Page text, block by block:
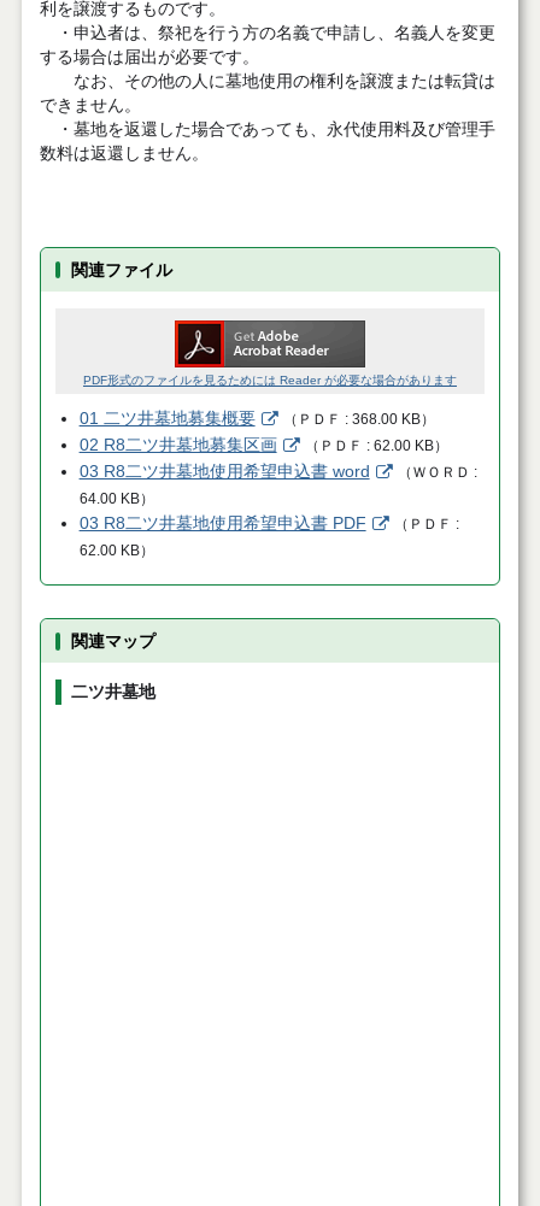
利を譲渡するものです。
・申込者は、祭祀を行う方の名義で申請し、名義人を変更
する場合は届出が必要です。
なお、その他の人に墓地使用の権利を譲渡または転貸は
できません。
・墓地を返還した場合であっても、永代使用料及び管理手
数料は返還しません。
関連ファイル
PDF形式のファイルを見るためには Reader が必要な場合があります
01 二ツ井墓地募集概要 （ ＰＤＦ 368.00 KB）
02 R8二ツ井墓地募集区画 （ ＰＤＦ 62.00 KB）
03 R8二ツ井墓地使用希望申込書 word （ ＷＯＲＤ
64.00 KB）
03 R8二ツ井墓地使用希望申込書 PDF （ ＰＤＦ
62.00 KB）
関連マップ
二ツ井墓地